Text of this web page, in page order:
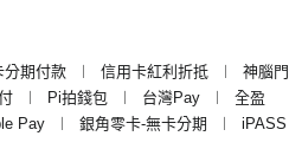
分期付款 ︱ 信用卡紅利折抵 ︱
神腦門
︱ Pi拍錢包 ︱ 台灣Pay ︱
全盈
Pay ︱ 銀角零卡-無卡分期 ︱
iPASS